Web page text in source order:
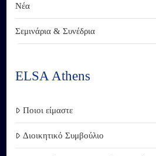
Νέα
Σεμινάρια & Συνέδρια
ELSA Athens
Ποιοι είμαστε
Διοικητικό Συμβούλιο